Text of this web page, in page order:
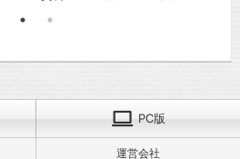
PC版
運営会社